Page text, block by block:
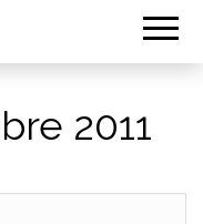
2011